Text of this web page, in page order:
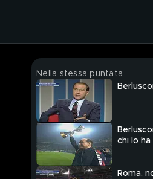
Nella stessa puntata
chi lo ha
Roma,